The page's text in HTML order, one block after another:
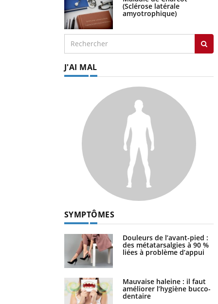
(Sclérose latérale
amyotrophique)
J'AI MAL
SYMPTÔMES
Douleurs de l’avant-pied :
des métatarsalgies à 90 %
liées à problème d’appui
Mauvaise haleine : il faut
améliorer l’hygiène bucco-
dentaire